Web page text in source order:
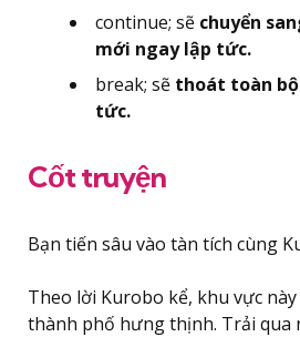
continue; sẽ chuyển
mới ngay lập tức.
break; sẽ thoát toàn
tức.
Cốt truyện
Bạn tiến sâu vào tàn tích cùng
Theo lời Kurobo kể, khu vực
thành phố hưng thịnh. Trải qua